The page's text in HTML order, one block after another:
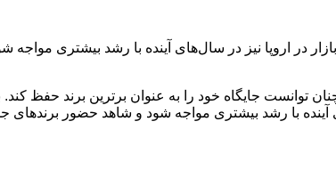
در اروپا نیز در سال‌های آینده با رشد بیشتری
رقابت شدیدی بود و تسلا همچنان توانست جایگاه خود را به عنوان
آینده با رشد بیشتری مواجه شود و شاهد حضور برندهای